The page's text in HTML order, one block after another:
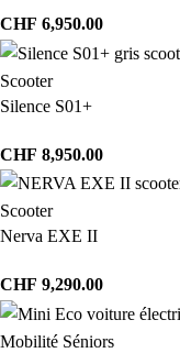
CHF 6,950.00
Scooter
Silence S01+
CHF 8,950.00
Scooter
Nerva EXE II
CHF 9,290.00
Mobilité Séniors